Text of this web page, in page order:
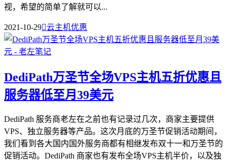
视，希望的简单了解就可以...
2021-10-29云主机优惠
DediPath万圣节全场VPS主机五折优惠且
服务器低至月39美元
DediPath 服务商老左在之前也有记录过几次，商家主要提供
VPS、独立服务器等产品。这次月底的万圣节促销活动期间，
我们看到各大国内国外服务商都有相继发布双十一和万圣节的
促销活动。DediPath 商家也有发布全场VPS主机半价，以及独